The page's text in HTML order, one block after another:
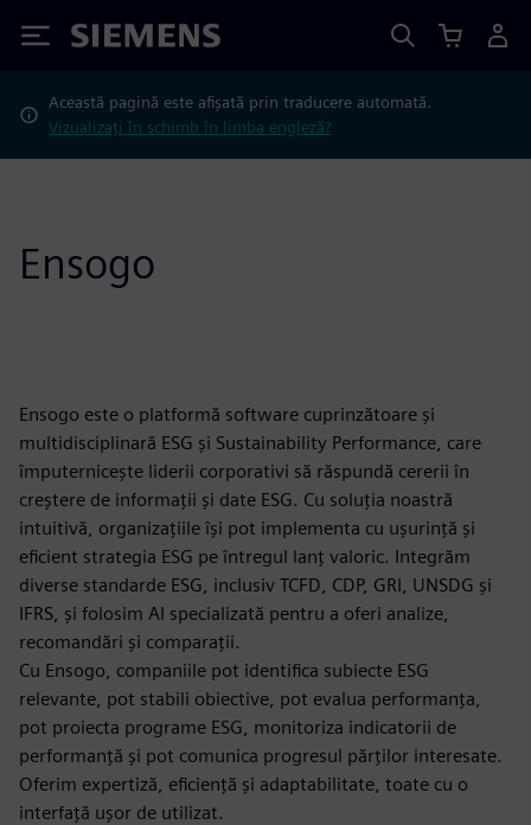
Siemens
Această pagină este afișată prin traducere automată.
Vizualizați în schimb în limba engleză?
Ensogo
Ensogo este o platformă software cuprinzătoare și
multidisciplinară ESG și Sustainability Performance, care
împuternicește liderii corporativi să răspundă cererii în
creștere de informații și date ESG. Cu soluția noastră
intuitivă, organizațiile își pot implementa cu ușurință și
eficient strategia ESG pe întregul lanț valoric. Integrăm
diverse standarde ESG, inclusiv TCFD, CDP, GRI, UNSDG și
IFRS, și folosim AI specializată pentru a oferi analize,
recomandări și comparații.
Cu Ensogo, companiile pot identifica subiecte ESG
relevante, pot stabili obiective, pot evalua performanța,
pot proiecta programe ESG, monitoriza indicatorii de
performanță și pot comunica progresul părților interesate.
Oferim expertiză, eficiență și adaptabilitate, toate cu o
interfață ușor de utilizat.